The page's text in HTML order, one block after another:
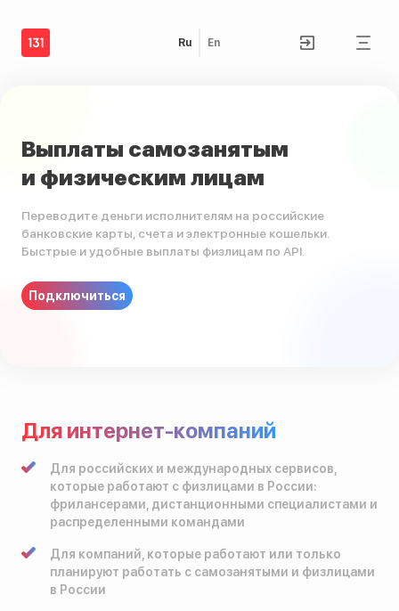
Ru En
Выплаты самозанятым
и физическим лицам
Переводите деньги исполнителям на российские
банковские карты, счета и электронные кошельки.
Быстрые и удобные выплаты физлицам по API.
Подключиться
Для интернет-компаний
Для российских и международных сервисов,
которые работают с физлицами в России:
фрилансерами, дистанционными специалистами и
распределенными командами
Для компаний, которые работают или только
планируют работать с самозанятыми и физлицами
в России